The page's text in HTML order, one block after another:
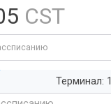
CST
Терминал: 1